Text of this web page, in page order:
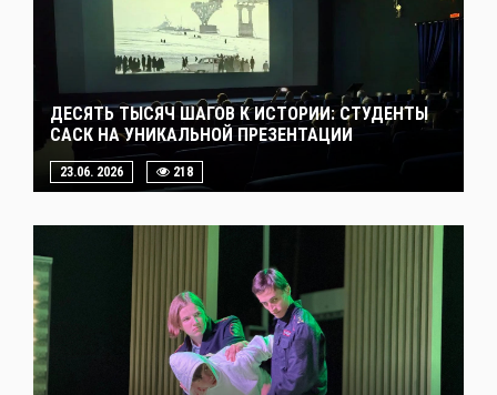
ДЕСЯТЬ ТЫСЯЧ ШАГОВ К ИСТОРИИ: СТУДЕНТЫ
САСК НА УНИКАЛЬНОЙ ПРЕЗЕНТАЦИИ
23.06. 2026 218